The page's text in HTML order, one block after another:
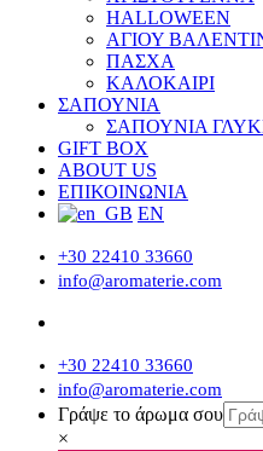
HALLOWEEN
ΑΓΙΟΥ
ΠΑΣΧΑ
ΚΑΛΟΚΑΙΡΙ
ΣΑΠΟΥΝΙΑ
ΣΑΠΟΥΝΙΑ
GIFT BOX
ABOUT US
ΕΠΙΚΟΙΝΩΝΙΑ
EN
+30 22410 33660
info@aromaterie.com
+30 22410 33660
info@aromaterie.com
Γράψε το άρωμα σου
×